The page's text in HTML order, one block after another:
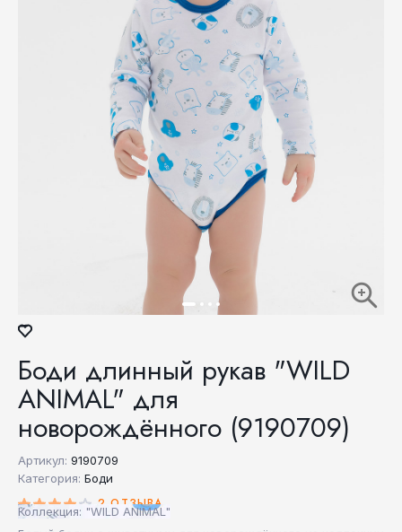
Боди длинный рукав "WILD
ANIMAL" для
новорождённого (9190709)
Артикул: 9190709
Категория: Боди
2 ОТЗЫВА
Коллекция: "WILD ANIMAL"